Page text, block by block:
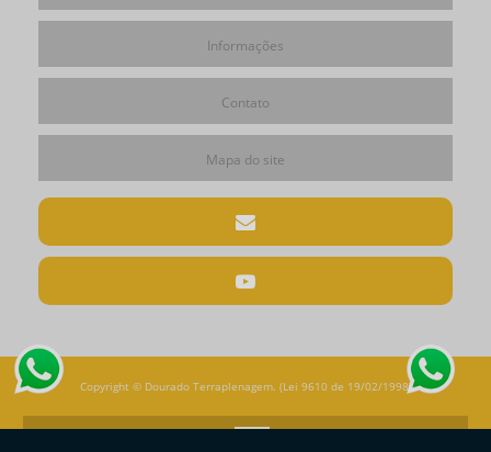
Informações
Contato
Mapa do site
Copyright © Dourado Terraplenagem. (Lei 9610 de 19/02/1998)